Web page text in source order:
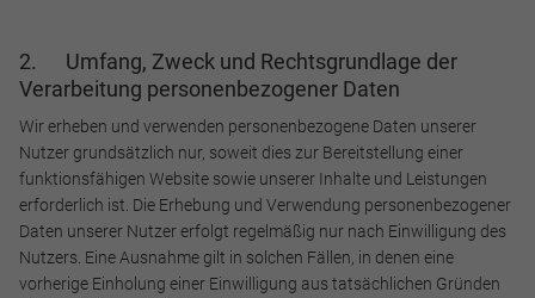
2. Umfang, Zweck und Rechtsgrundlage der
Verarbeitung personenbezogener Daten
Wir erheben und verwenden personenbezogene Daten unserer
Nutzer grundsätzlich nur, soweit dies zur Bereitstellung einer
funktionsfähigen Website sowie unserer Inhalte und Leistungen
erforderlich ist. Die Erhebung und Verwendung personenbezogener
Daten unserer Nutzer erfolgt regelmäßig nur nach Einwilligung des
Nutzers. Eine Ausnahme gilt in solchen Fällen, in denen eine
vorherige Einholung einer Einwilligung aus tatsächlichen Gründen